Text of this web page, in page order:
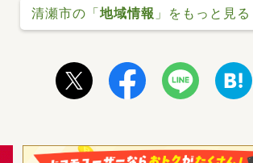
清瀬市の「地域情報 」をもっと見る